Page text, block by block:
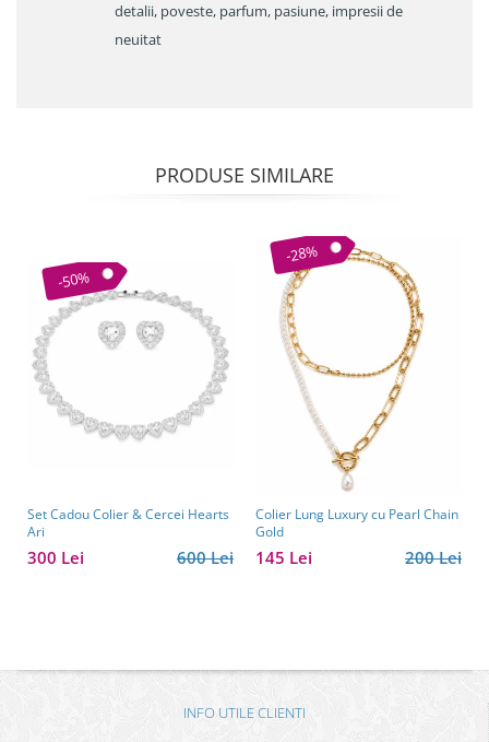
detalii, poveste, parfum, pasiune, impresii de
neuitat
PRODUSE SIMILARE
-50%
Set Cadou Colier & Cercei Hearts
Ari
600 Lei
300 Lei
-28%
Colier Lung Luxury cu Pearl Chain
Gold
200 Lei
145 Lei
INFO UTILE CLIENTI